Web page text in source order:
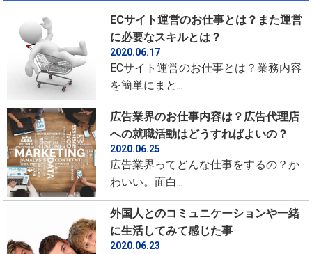
ECサイト運営のお仕事とは？また運営
に必要なスキルとは？
2020.06.17
ECサイト運営のお仕事とは？業務内容
を簡単にまと...
広告業界のお仕事内容は？広告代理店
への就職活動はどうすればよいの？
2020.06.25
広告業界ってどんな仕事をするの？か
わいい。面白...
外国人とのコミュニケーションや一緒
に生活してみて感じた事
2020.06.23